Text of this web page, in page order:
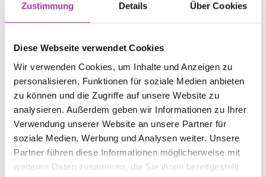
Zustimmung Details Über Cookies
Diese Webseite verwendet Cookies
Wir verwenden Cookies, um Inhalte und Anzeigen zu
personalisieren, Funktionen für soziale Medien anbieten
zu können und die Zugriffe auf unsere Website zu
analysieren. Außerdem geben wir Informationen zu Ihrer
Verwendung unserer Website an unsere Partner für
soziale Medien, Werbung und Analysen weiter. Unsere
Partner führen diese Informationen möglicherweise mit
weiteren Daten zusammen, die Sie ihnen bereitgestellt
Streetbooster Pure MacLaren E-Scooter-Service
Servicetermin vereinbaren